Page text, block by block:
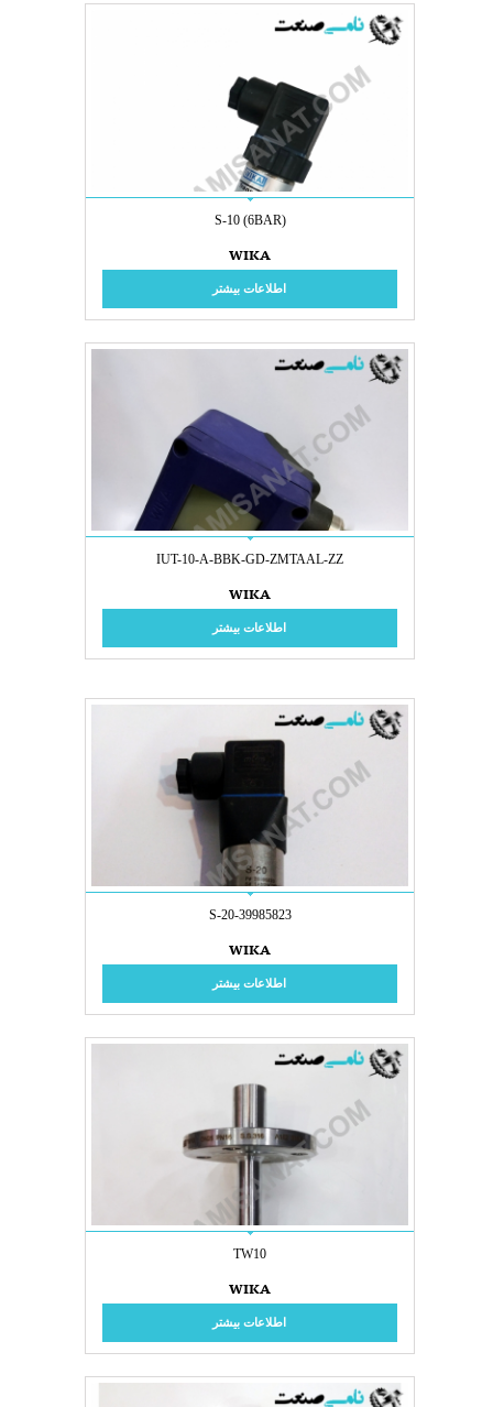
S-10 (6BAR)
WIKA
اطلاعات بیشتر
IUT-10-A-BBK-GD-ZMTAAL-ZZ
WIKA
اطلاعات بیشتر
S-20-39985823
WIKA
اطلاعات بیشتر
TW10
WIKA
اطلاعات بیشتر